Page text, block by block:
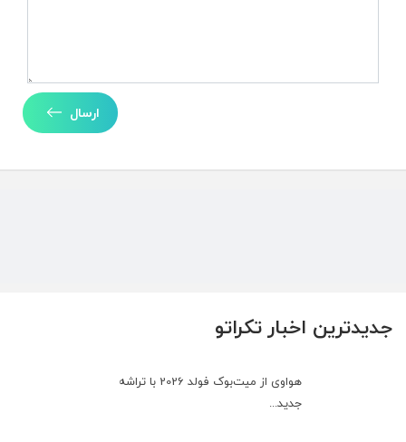
جدیدترین اخبار تکراتو
هواوی از میت‌بوک فولد 2026 با تراشه
جدید...
ارسال